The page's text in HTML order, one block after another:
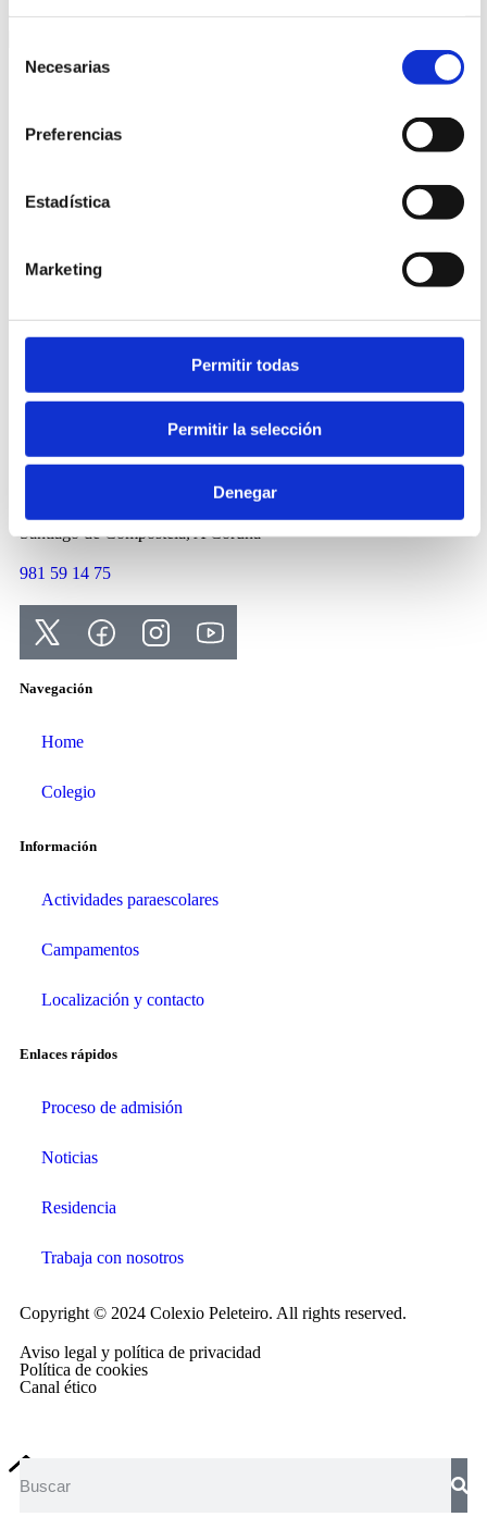
Necesarias
Preferencias
Estadística
Marketing
Permitir todas
Permitir la selección
Denegar
Lugar Monte Redondo, s/n, 15702
Santiago de Compostela, A Coruña
981 59 14 75
Navegación
Home
Colegio
Información
Actividades paraescolares
Campamentos
Localización y contacto
Enlaces rápidos
Proceso de admisión
Noticias
Residencia
Trabaja con nosotros
Copyright © 2024 Colexio Peleteiro. All rights reserved.
Aviso legal y política de privacidad
Política de cookies
Canal ético